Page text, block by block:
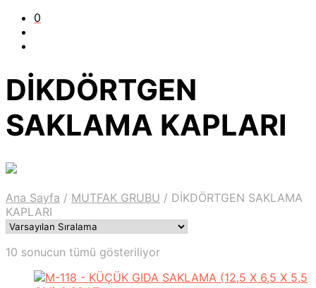
0
DİKDÖRTGEN
SAKLAMA KAPLARI
Ana Sayfa / MUTFAK GRUBU / DİKDÖRTGEN SAKLAMA
KAPLARI
10 sonucun tümü gösteriliyor